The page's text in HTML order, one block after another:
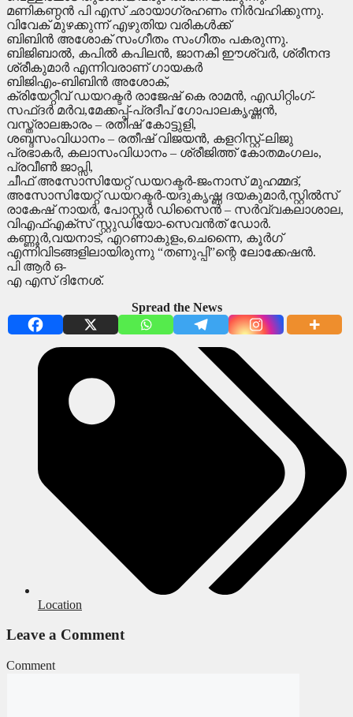
മണികണ്ഠൻ പി എസ് ഛായാഗ്രഹണം നിർവഹിക്കുന്നു.
വിവേക് മുഴക്കുന്ന് എഴുതിയ വരികൾക്ക്
ബിബിൻ അശോക് സംഗീതം സംഗീതം പകരുന്നു.
ബിജിബാൽ, കപിൽ കപിലൻ, ജാനകി ഈശ്വർ, ശ്രീനന്ദ
ശ്രീകുമാർ എന്നിവരാണ് ഗായകർ
ബിജിഎം-ബിബിൻ അശോക്,
ക്രിയേറ്റീവ് ഡയറക്ടർ രാജേഷ് കെ രാമൻ, എഡിറ്റിംഗ്-
സഫ്ദർ മർവ,മേക്കപ്പ്-പ്രദീപ് ഗോപാലകൃഷ്ണൻ,
വസ്ത്രാലങ്കാരം – രതീഷ് കോട്ടുളി,
ശബ്ദസംവിധാനം – രതീഷ് വിജയൻ, കളറിസ്റ്റ്-ലിജു
പ്രഭാകർ, കലാസംവിധാനം – ശ്രീജിത്ത് കോതമംഗലം,
പ്രവീൺ ജാപ്സി,
ചീഫ് അസോസിയേറ്റ് ഡയറക്ടർ-ജംനാസ് മുഹമ്മദ്,
അസോസിയേറ്റ് ഡയറക്ടർ-യദുകൃഷ്ണ ദയകുമാർ,സ്റ്റിൽസ്
രാകേഷ് നായർ, പോസ്റ്റർ ഡിസൈൻ – സർവ്വകലാശാല,
വിഎഫ്എക്സ് സ്റ്റുഡിയോ-സെവൻത് ഡോർ.
കണ്ണൂർ,വയനാട്, എറണാകുളം,ചെന്നൈ, കൂർഗ്
എന്നിവിടങ്ങളിലായിരുന്നു “തണുപ്പി”ന്റെ ലോക്കേഷൻ.
പി ആർ ഒ-
എ എസ് ദിനേശ്.
Spread the News
Location
Leave a Comment
Comment